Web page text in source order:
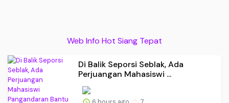
Web Info Hot Siang Tepat
Di Balik Seporsi Seblak, Ada
Perjuangan Mahasiswi ...